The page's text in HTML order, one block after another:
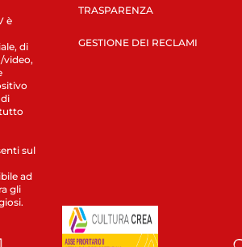
è
di
video,
sul
ad
gli
TRASPARENZA
GESTIONE DEI RECLAMI